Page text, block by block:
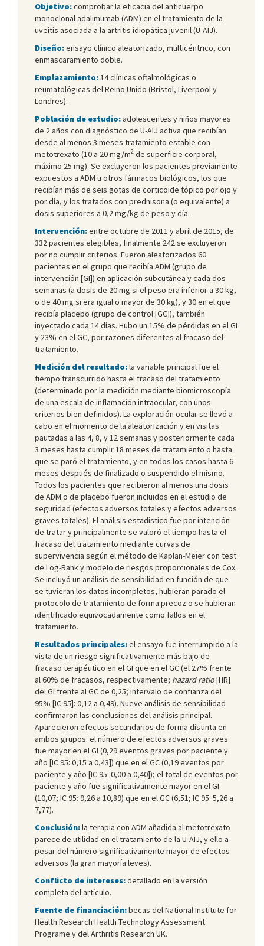
Objetivo:comprobar la eficacia del anticuerpo
monoclonal adalimumab (ADM) en el tratamiento de la
uveítis asociada a la artritis idiopática juvenil (U-AIJ).
Diseño:ensayo clínico aleatorizado, multicéntrico, con
enmascaramiento doble.
Emplazamiento: 14 clínicas oftalmológicas o
reumatológicas del Reino Unido (Bristol, Liverpool y
Londres).
Población de estudio:adolescentes y niños mayores
de 2 años con diagnóstico de U-AIJ activa que recibían
desde al menos 3 meses tratamiento estable con
metotrexato (10 a 20 mg/m2 de superficie corporal,
máximo 25 mg). Se excluyeron los pacientes previamente
expuestos a ADM u otros fármacos biológicos, los que
recibían más de seis gotas de corticoide tópico por ojo y
por día, y los tratados con prednisona (o equivalente) a
dosis superiores a 0,2 mg/kg de peso y día.
Intervención:entre octubre de 2011 y abril de 2015, de
332 pacientes elegibles, finalmente 242 se excluyeron
por no cumplir criterios. Fueron aleatorizados 60
pacientes en el grupo que recibía ADM (grupo de
intervención [GI]) en aplicación subcutánea y cada dos
semanas (a dosis de 20 mg si el peso era inferior a 30 kg,
o de 40 mg si era igual o mayor de 30 kg), y 30 en el que
recibía placebo (grupo de control [GC]), también
inyectado cada 14 días. Hubo un 15% de pérdidas en el GI
y 23% en el GC, por razones diferentes al fracaso del
tratamiento.
Medición del resultado:la variable principal fue el
tiempo transcurrido hasta el fracaso del tratamiento
(determinado por la medición mediante biomicroscopía
de una escala de inflamación intraocular, con unos
criterios bien definidos). La exploración ocular se llevó a
cabo en el momento de la aleatorización y en visitas
pautadas a las 4, 8, y 12 semanas y posteriormente cada
3 meses hasta cumplir 18 meses de tratamiento o hasta
que se paró el tratamiento, y en todos los casos hasta 6
meses después de finalizado o suspendido el mismo.
Todos los pacientes que recibieron al menos una dosis
de ADM o de placebo fueron incluidos en el estudio de
seguridad (efectos adversos totales y efectos adversos
graves totales). El análisis estadístico fue por intención
de tratar y principalmente se valoró el tiempo hasta el
fracaso del tratamiento mediante curvas de
supervivencia según el método de Kaplan-Meier con test
de Log-Rank y modelo de riesgos proporcionales de Cox.
Se incluyó un análisis de sensibilidad en función de que
se tuvieran los datos incompletos, hubieran parado el
protocolo de tratamiento de forma precoz o se hubieran
identificado equivocadamente como fallos en el
tratamiento.
Resultados principales:el ensayo fue interrumpido a la
vista de un riesgo significativamente más bajo de
fracaso terapéutico en el GI que en el GC (el 27% frente
al 60% de fracasos, respectivamente; hazard ratio[HR]
del GI frente al GC de 0,25; intervalo de confianza del
95% [IC 95]: 0,12 a 0,49). Nueve análisis de sensibilidad
confirmaron las conclusiones del análisis principal.
Aparecieron efectos secundarios de forma distinta en
ambos grupos: el número de efectos adversos graves
fue mayor en el GI (0,29 eventos graves por paciente y
año [IC 95: 0,15 a 0,43]) que en el GC (0,19 eventos por
paciente y año [IC 95: 0,00 a 0,40]); el total de eventos por
paciente y año fue significativamente mayor en el GI
(10,07; IC 95: 9,26 a 10,89) que en el GC (6,51; IC 95: 5,26 a
7,77).
Conclusión:la terapia con ADM añadida al metotrexato
parece de utilidad en el tratamiento de la U-AIJ, y ello a
pesar del número significativamente mayor de efectos
adversos (la gran mayoría leves).
Conflicto de intereses:detallado en la versión
completa del artículo.
Fuente de financiación:becas del National Institute for
Health Research Health Technology Assessment
Programe y del Arthritis Research UK.